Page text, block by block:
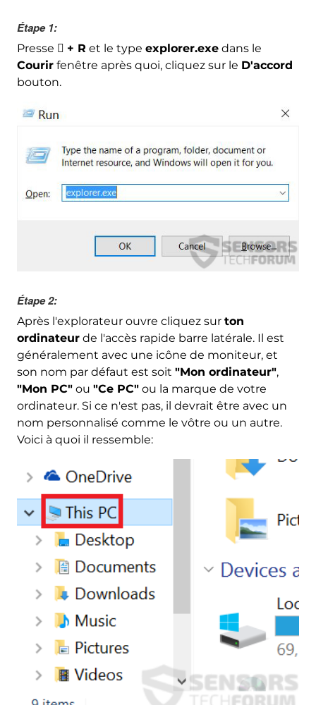
Étape 1:
Presse  + R et le type explorer.exedans le
Courirfenêtre après quoi, cliquez sur le D'accord
bouton.
Étape 2:
Après l'explorateur ouvre cliquez sur ton
ordinateurde l'accès rapide barre latérale. Il est
généralement avec une icône de moniteur, et
son nom par défaut est soit "Mon ordinateur",
"Mon PC"ou "Ce PC"ou la marque de votre
ordinateur. Si ce n'est pas, il devrait être avec un
nom personnalisé comme le vôtre ou un autre.
Voici à quoi il ressemble: